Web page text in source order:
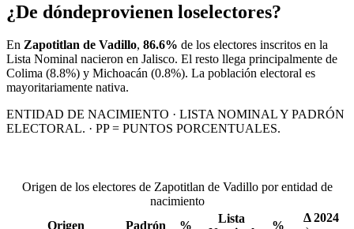
¿De dóndeprovienen loselectores?
En Zapotitlan de Vadillo, 86.6% de los electores inscritos en la
Lista Nominal nacieron en Jalisco. El resto llega principalmente de
Colima (8.8%) y Michoacán (0.8%). La población electoral es
mayoritariamente nativa.
ENTIDAD DE NACIMIENTO · LISTA NOMINAL Y PADRÓN
ELECTORAL. · PP = PUNTOS PORCENTUALES.
Origen de los electores de Zapotitlan de Vadillo por entidad de
nacimiento
Origen
Padrón %
Lista
%
Δ2024